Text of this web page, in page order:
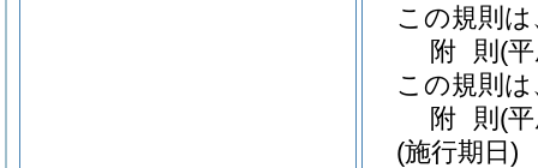
この規則
附 則 (
この規則
附 則 (
(施行期日)